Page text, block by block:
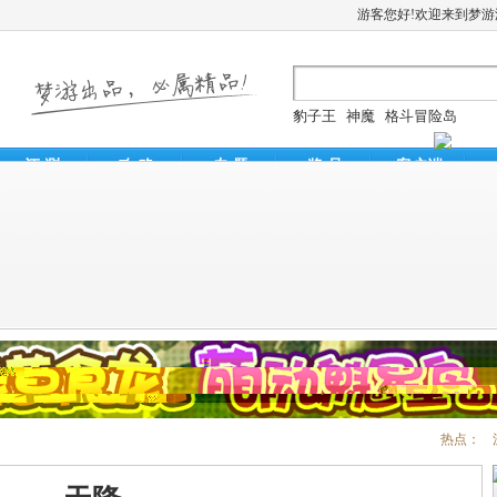
游客您好!欢迎来到梦
豹子王 神魔 格斗冒险岛
评 测 攻 略 专 题 奖 品 客户端
热点：